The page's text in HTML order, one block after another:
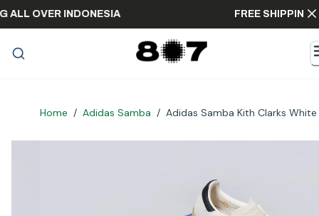
ALL OVER INDONESIA FREE
Home / Adidas Samba / Adidas Samba Kith Clarks White